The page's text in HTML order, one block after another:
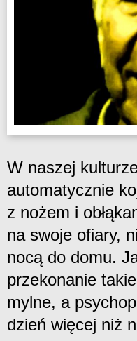
W naszej
automatycznie
z nożem i
na swoje ofiary,
nocą do domu.
przekonanie
mylne, a
dzień więcej niż